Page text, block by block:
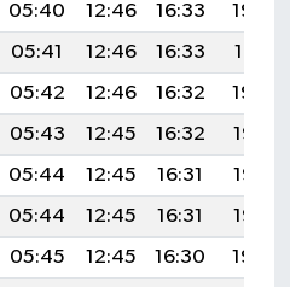
05:40 12:46 16:33
19:42
05:41 12:46 16:33
19:41
05:42 12:46 16:32
19:39
05:43 12:45 16:32
19:38
05:44 12:45 16:31
19:37
05:44 12:45 16:31
19:36
05:45 12:45 16:30
19:34